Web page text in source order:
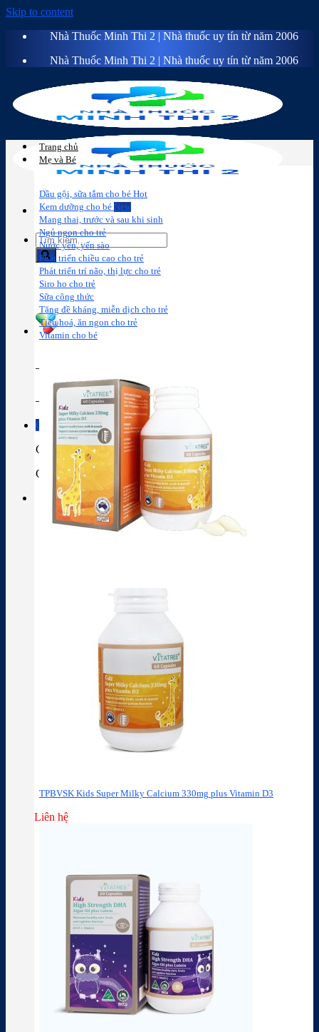
Skip to content
Nhà Thuốc Minh Thi 2 | Nhà thuốc uy tín từ năm 2006
Nhà Thuốc Minh Thi 2 | Nhà thuốc uy tín từ năm 2006
Sữa công
thức
Thành phần thuốc
Giỏ hàng
Giỏ hàng
Chưa có sản phẩm trong giỏ hàng.
Trang chủ
Mẹ và Bé
Dầu gội, sữa tắm cho bé
Kem dưỡng cho bé
Mang thai, trước và sau khi sinh
Ngủ ngon cho trẻ
Nước yến, yến sào
Phát triển chiều cao cho trẻ
Phát triển trí não, thị lực cho trẻ
Siro ho cho trẻ
Sữa công thức
Tăng đề kháng, miễn dịch cho trẻ
Tiêu hoá, ăn ngon cho trẻ
Vitamin cho bé
TPBVSK Kids Super Milky Calcium 330mg plus Vitamin D3
Liên hệ